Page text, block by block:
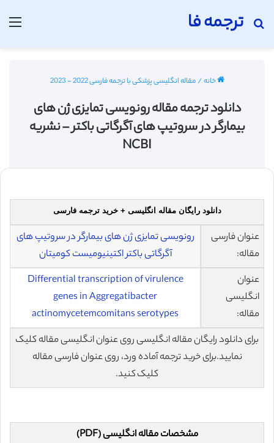
ترجمه فا
جستجو برای
خانه/مقاله انگلیسی پزشکی با ترجمه فارسی 2022 - 2023
دانلود ترجمه مقاله رونویسی تمایزی ژن های
بیمارگر در سروتیپ های آگرگاتی باکتر – نشریه
NCBI
دانلود رایگان مقاله انگلیسی + خرید ترجمه فارسی
عنوان فارسی
مقاله:
رونویسی تمایزی ژن های بیمارگر در سروتیپ های
آگرگاتی باکتر اکتینیومیست کومیتان
عنوان
انگلیسی
مقاله:
Differential transcription of virulence
genes in Aggregatibacter
actinomycetemcomitans serotypes
برای دانلود رایگان مقاله انگلیسی روی عنوان انگلیسی مقاله کلیک
نمایید.برای خرید ترجمه آماده ورد، روی عنوان فارسی مقاله
کلیک کنید.
مشخصات مقاله انگلیسی (PDF)